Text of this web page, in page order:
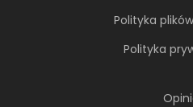
Polityka
Polityka